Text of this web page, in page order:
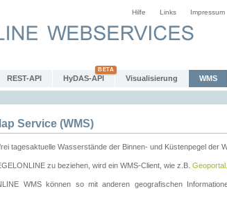
Hilfe Links Impressum
REST-API HyDAS-API Visualisierung WMS
Service (WMS)
tagesaktuelle Wasserstände der Binnen- und Küstenpegel der
zu beziehen, wird ein WMS-Client, wie z.B.
WMS können so mit anderen geografischen